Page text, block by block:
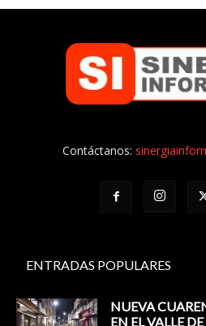
Contáctanos:
ENTRADAS POPULARES
NUEVA
EN EL VALLE